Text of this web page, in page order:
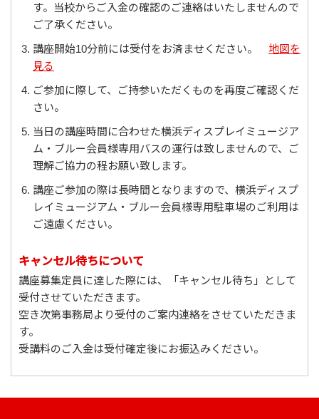
す。当校からご入金の確認のご連絡はいたしませんので
ご了承ください。
講座開始10分前には受付をお済ませください。 地図を
見る
ご参加に際して、ご持参いただくものを再度ご確認くだ
さい。
当日の講座時間に合わせた横浜ディスプレイミュージア
ム・ブルー会員様専用バスの運行は致しませんので、ご
理解ご協力の程お願い致します。
講座ご参加の際は長時間となりますので、横浜ディスプ
レイミュージアム・ブルー会員様専用駐車場のご利用は
ご遠慮ください。
キャンセル待ちについて
講座募集定員に達した際には、「キャンセル待ち」として
受付させていただきます。
空き次第事務局より受付のご案内連絡をさせていただきま
す。
受講料のご入金は受付確定後にお振込みください。